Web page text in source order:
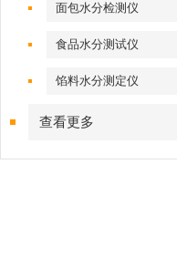
面包水分检测仪
食品水分测试仪
馅料水分测定仪
查看更多